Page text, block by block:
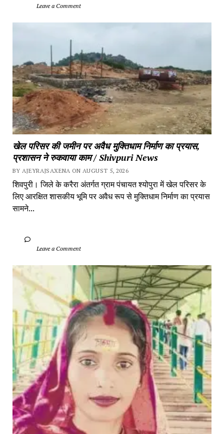
		Leave a Comment
खेल परिसर की जमीन पर अवैध मुक्तिधाम निर्माण का प्रयास,
प्रशासन ने रुकवाया काम / Shivpuri News
BY AJEYRAJSAXENA ON AUGUST 5, 2026
शिवपुरी। जिले के करैरा अंतर्गत ग्राम पंचायत श्योपुरा में खेल परिसर के
लिए आरक्षित शासकीय भूमि पर अवैध रूप से मुक्तिधाम निर्माण का प्रयास
सामने...
		Leave a Comment